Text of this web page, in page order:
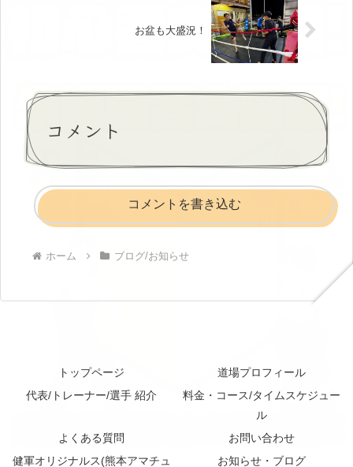
お盆も大盛況！
コメント
コメントを書き込む
ホーム ブログ/お知らせ
トップページ
道場プロフィール
代表/トレーナー/選手 紹介
料金・コース/タイムスケジュー
ル
よくある質問
お問い合わせ
健軍オリジナルス(熊本アマチュ
お知らせ・ブログ